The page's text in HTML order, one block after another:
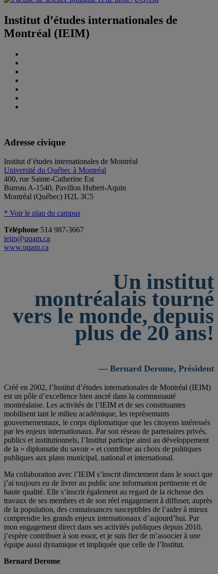
Institut d’études internationales de
Montréal (IEIM)
Adresse civique
Institut d’études internationales de Montréal
Université du Québec à Montréal
400, rue Sainte-Catherine Est
Bureau A-1540, Pavillon Hubert-Aquin
Montréal (Québec) H2L 3C5
* Voir le plan du campus
Téléphone 514 987-3667
ieim@uqam.ca
www.uqam.ca
Un institut
montréalais tourné
vers le monde, depuis
plus de 20 ans!
— Bernard Derome, Président
Créé en 2002, l’Institut d’études internationales de Montréal (IEIM)
est un pôle d’excellence bien ancré dans la communauté
montréalaise. Les activités de l’IEIM et de ses constituantes
mobilisent tant le milieu académique, les représentants
gouvernementaux, le corps diplomatique que les citoyens intéressés
par les enjeux internationaux. Par son réseau de partenaires privés,
publics et institutionnels, l’Institut participe ainsi au développement
de la « diplomatie du savoir » et contribue au choix de politiques
publiques aux plans municipal, national et international.
Ma collaboration avec l’IEIM s’inscrit directement dans le souci que
j’ai toujours eu de livrer au public une information pertinente et de
haute qualité. Elle s’inscrit également au regard de la richesse des
travaux de ses membres et de son réel engagement à diffuser, auprès
de la population, des connaissances susceptibles de l’aider à mieux
comprendre les grands enjeux internationaux d’aujourd’hui. Par
mon engagement direct dans ses activités publiques depuis 2010,
j’espère contribuer à son essor, et je suis fier de m’associer à une
équipe aussi dynamique et impliquée que celle de l’Institut.
Bernard Derome